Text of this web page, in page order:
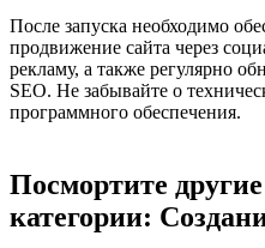
После запуска необходимо
продвижение сайта через
рекламу, а также регулярно
SEO. Не забывайте о
программного обеспечения.
Посмортите
категории: